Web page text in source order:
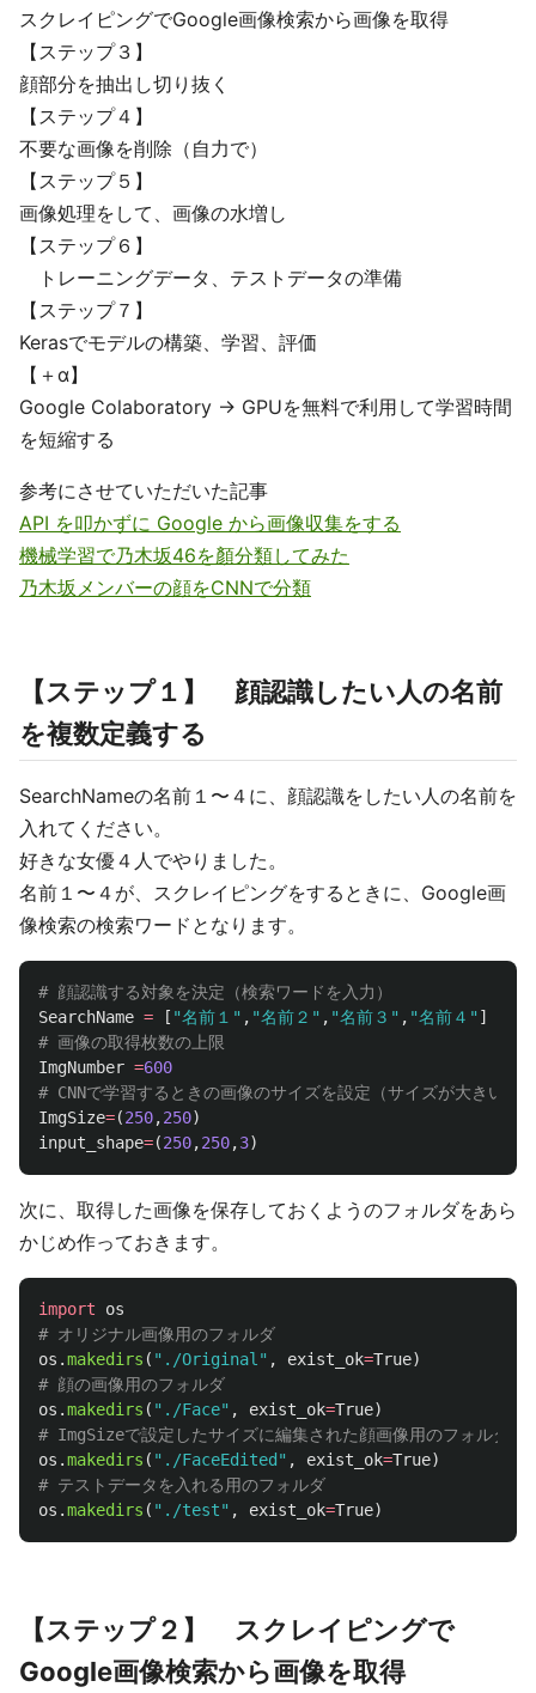
スクレイピングでGoogle画像検索から画像を取得
【ステップ３】
顔部分を抽出し切り抜く
【ステップ４】
不要な画像を削除（自力で）
【ステップ５】
画像処理をして、画像の水増し
【ステップ６】
トレーニングデータ、テストデータの準備
【ステップ７】
Kerasでモデルの構築、学習、評価
【＋α】
Google Colaboratory → GPUを無料で利用して学習時間
を短縮する
参考にさせていただいた記事
API を叩かずに Google から画像収集をする
機械学習で乃木坂46を顏分類してみた
乃木坂メンバーの顔をCNNで分類
【ステップ１】 顔認識したい人の名前
を複数定義する
SearchNameの名前１〜４に、顔認識をしたい人の名前を
入れてください。
好きな女優４人でやりました。
名前１〜４が、スクレイピングをするときに、Google画
像検索の検索ワードとなります。
SearchName = [ "名前１ " , "名前２ " , "名前３ " , "名前４ " ]
ImgNumber =600
ImgSize=(250,250)
input_shape=(250,250,3)
次に、取得した画像を保存しておくようのフォルダをあら
かじめ作っておきます。
import
os
os .makedirs ( " ./Original " , exist_ok=True)
os .makedirs ( " ./Face" , exist_ok=True)
os .makedirs ( " ./FaceEdited " , exist_ok=True)
os .makedirs ( " ./test" , exist_ok=True)
【ステップ２】 スクレイピングで
Google画像検索から画像を取得